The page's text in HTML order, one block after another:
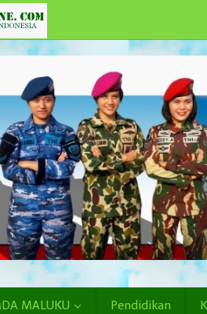
MALUKU Pendidikan